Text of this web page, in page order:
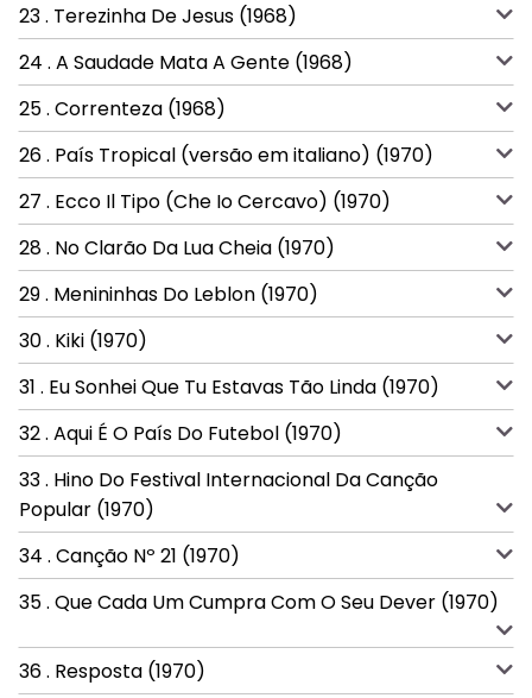
23 . Terezinha De Jesus (1968)
24 . A Saudade Mata A Gente (1968)
25 . Correnteza (1968)
26 . País Tropical (versão em italiano) (1970)
27 . Ecco Il Tipo (Che Io Cercavo) (1970)
28 . No Clarão Da Lua Cheia (1970)
29 . Menininhas Do Leblon (1970)
30 . Kiki (1970)
31 . Eu Sonhei Que Tu Estavas Tão Linda (1970)
32 . Aqui É O País Do Futebol (1970)
33 . Hino Do Festival Internacional Da Canção
Popular (1970)
34 . Canção Nº 21 (1970)
35 . Que Cada Um Cumpra Com O Seu Dever (1970)
36 . Resposta (1970)